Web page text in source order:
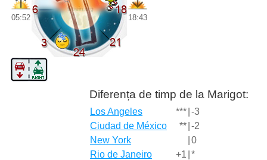
05:52 18:43
Diferența de timp de la Marigot:
Los Angeles *** -3
Ciudad de México
** -2
New York
0
Rio de Janeiro
+1 *